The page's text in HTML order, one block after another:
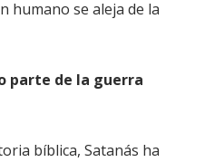
humano se aleja de la
parte de la guerra
bíblica, Satanás ha